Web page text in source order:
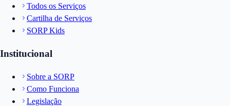
Todos os Serviços
Cartilha de Serviços
SORP Kids
Institucional
Sobre a SORP
Como Funciona
Legislação